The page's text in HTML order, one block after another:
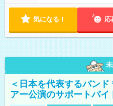
気になる！ 応
＜日本を代表するバン
アー公演のサポートバイ